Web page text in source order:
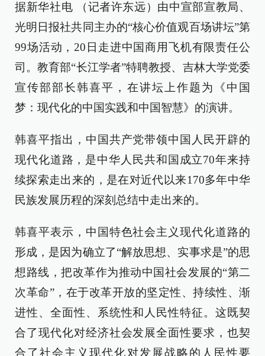
据新华社电 （记者许东远）由中宣部宣教局、
光明日报社共同主办的“核心价值观百场讲坛”第
99场活动，20日走进中国商用飞机有限责任公
司。教育部“长江学者”特聘教授、吉林大学党委
宣传部部长韩喜平，在讲坛上作题为《中国
梦：现代化的中国实践和中国智慧》的演讲。
韩喜平指出，中国共产党带领中国人民开辟的
现代化道路，是中华人民共和国成立70年来持
续探索走出来的，是在对近代以来170多年中华
民族发展历程的深刻总结中走出来的。
韩喜平表示，中国特色社会主义现代化道路的
形成，是因为确立了“解放思想、实事求是”的思
想路线，把改革作为推动中国社会发展的“第二
次革命”，在于改革开放的坚定性、持续性、渐
进性、全面性、系统性和人民性特征。这既契
合了现代化对经济社会发展全面性要求，也契
合了社会主义现代化对发展战略的人民性要